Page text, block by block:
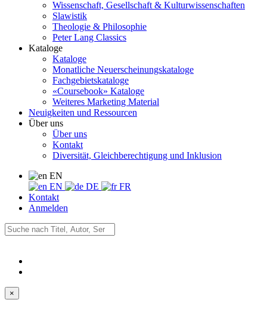
Wissenschaft, Gesellschaft & Kulturwissenschaften
Slawistik
Theologie & Philosophie
Peter Lang Classics
Kataloge
Kataloge
Monatliche Neuerscheinungskataloge
Fachgebietskataloge
«Coursebook» Kataloge
Weiteres Marketing Material
Neuigkeiten und Ressourcen
Über uns
Über uns
Kontakt
Diversität, Gleichberechtigung und Inklusion
EN
EN
DE
FR
Kontakt
Anmelden
×